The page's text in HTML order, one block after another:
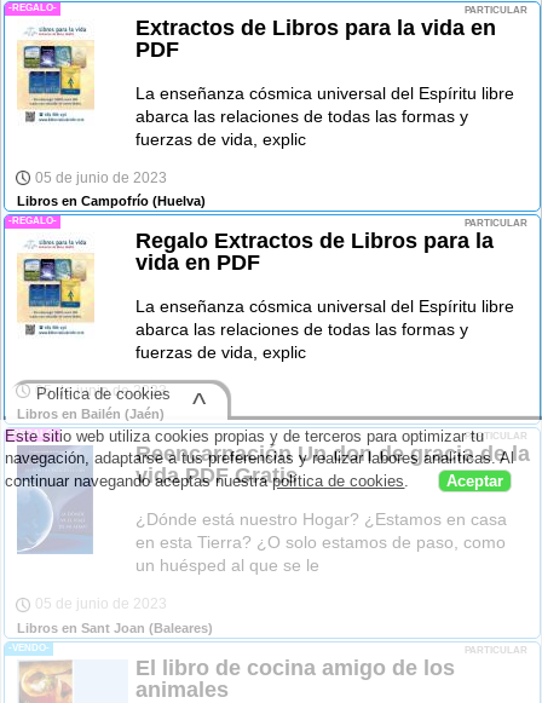
-REGALO- PARTICULAR
Extractos de Libros para la vida en
PDF
La enseñanza cósmica universal del Espíritu libre
abarca las relaciones de todas las formas y
fuerzas de vida, explic
05 de junio de 2023
Libros en Campofrío (Huelva)
-REGALO- PARTICULAR
Regalo Extractos de Libros para la
vida en PDF
La enseñanza cósmica universal del Espíritu libre
abarca las relaciones de todas las formas y
fuerzas de vida, explic
05 de junio de 2023
Libros en Bailén (Jaén)
-REGALO- PARTICULAR
Reencarnación Un don de gracia de la
vida PDF Gratis
¿Dónde está nuestro Hogar? ¿Estamos en casa
en esta Tierra? ¿O solo estamos de paso, como
un huésped al que se le
05 de junio de 2023
Libros en Sant Joan (Baleares)
-VENDO- PARTICULAR
El libro de cocina amigo de los
animales
Este sitio web utiliza cookies propias y de terceros para optimizar tu
navegación, adaptarse a tus preferencias y realizar labores analíticas. Al
continuar navegando aceptas nuestrapolítica de cookies Aceptar
Política de cookies ^